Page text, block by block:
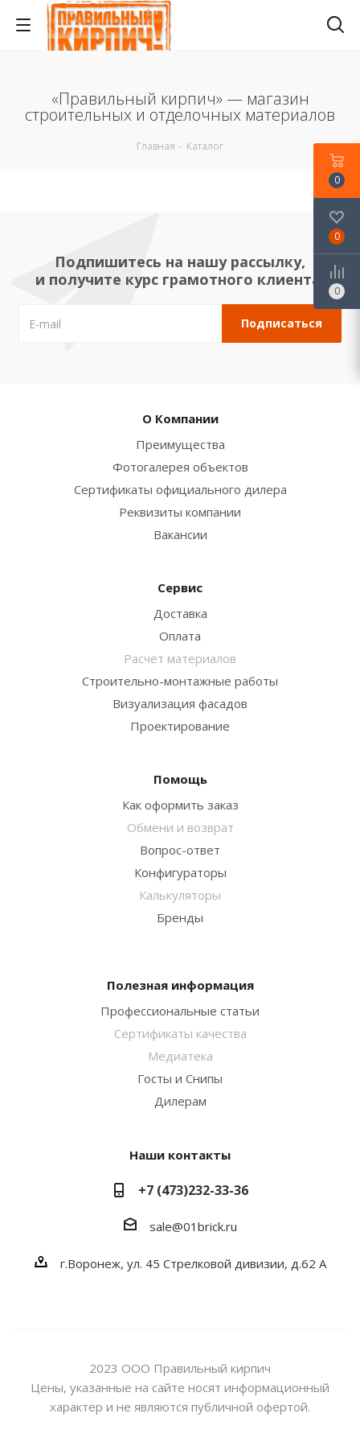
«Правильный кирпич» — магазин
строительных и отделочных материалов
Главная - Каталог
Подпишитесь на нашу рассылку,
и получите курс грамотного клиента!
О Компании
Преимущества
Фотогалерея объектов
Сертификаты официального дилера
Реквизиты компании
Вакансии
Сервис
Доставка
Оплата
Расчет материалов
Строительно-монтажные работы
Визуализация фасадов
Проектирование
Помощь
Как оформить заказ
Обмени и возврат
Вопрос-ответ
Конфигураторы
Калькуляторы
Бренды
Полезная информация
Профессиональные статьи
Сертификаты качества
Медиатека
Госты и Снипы
Дилерам
Наши контакты
+7 (473)232-33-36
sale@01brick.ru
г.Воронеж, ул. 45 Стрелковой дивизии, д.62 А
2023 ООО Правильный кирпич
Цены, указанные на сайте носят информационный
характер и не являются публичной офертой.
0
0
0